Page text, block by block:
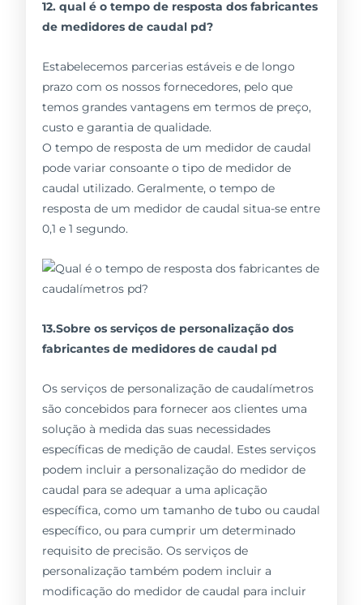
12. qual é o tempo de resposta dos fabricantes
de medidores de caudal pd?
Estabelecemos parcerias estáveis e de longo
prazo com os nossos fornecedores, pelo que
temos grandes vantagens em termos de preço,
custo e garantia de qualidade.
O tempo de resposta de um medidor de caudal
pode variar consoante o tipo de medidor de
caudal utilizado. Geralmente, o tempo de
resposta de um medidor de caudal situa-se entre
0,1 e 1 segundo.
13.Sobre os serviços de personalização dos
fabricantes de medidores de caudal pd
Os serviços de personalização de caudalímetros
são concebidos para fornecer aos clientes uma
solução à medida das suas necessidades
específicas de medição de caudal. Estes serviços
podem incluir a personalização do medidor de
caudal para se adequar a uma aplicação
específica, como um tamanho de tubo ou caudal
específico, ou para cumprir um determinado
requisito de precisão. Os serviços de
personalização também podem incluir a
modificação do medidor de caudal para incluir